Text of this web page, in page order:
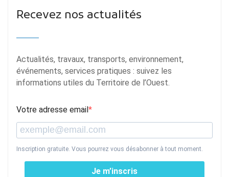
Recevez nos actualités
Actualités, travaux, transports, environnement,
événements, services pratiques : suivez les
informations utiles du Territoire de l’Ouest.
Votre adresse email
Inscription gratuite. Vous pourrez vous désabonner à tout moment.
Je m’inscris